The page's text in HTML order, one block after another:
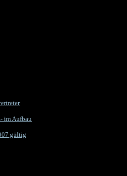
im Aufbau
gültig